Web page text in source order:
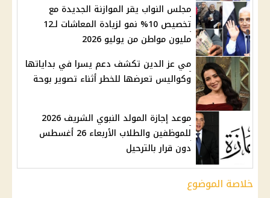
مجلس النواب يقر الموازنة الجديدة مع
تخصيص 10% نمو لزيادة المعاشات لـ12
مليون مواطن من يوليو 2026
مي عز الدين تكشف دعم يسرا في بداياتها
وكواليس تعرضها للخطر أثناء تصوير بوحة
موعد إجازة المولد النبوي الشريف 2026
للموظفين والطلاب الأربعاء 26 أغسطس
دون قرار بالترحيل
خلاصة الموضوع